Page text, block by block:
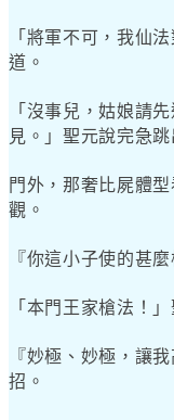
「將軍不可，我仙
道。
「沒事兒，姑娘請
見。」聖元說完急跳
門外，那奢比屍體
觀。
『你這小子使的甚
「本門王家槍法！」
『妙極、妙極，讓
招。